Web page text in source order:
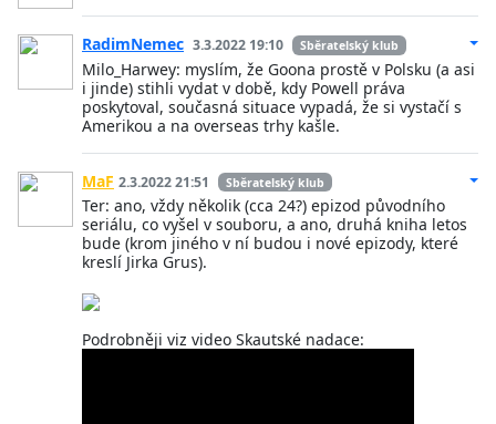
RadimNemec 3.3.2022 19:10 Sběratelský klub
Milo_Harwey: myslím, že Goona prostě v Polsku (a asi
i jinde) stihli vydat v době, kdy Powell práva
poskytoval, současná situace vypadá, že si vystačí s
Amerikou a na overseas trhy kašle.
MaF 2.3.2022 21:51 Sběratelský klub
Ter: ano, vždy několik (cca 24?) epizod původního
seriálu, co vyšel v souboru, a ano, druhá kniha letos
bude (krom jiného v ní budou i nové epizody, které
kreslí Jirka Grus).
Podrobněji viz video Skautské nadace: